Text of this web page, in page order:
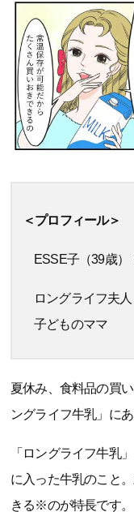
＜プロフィール＞
ESSE子（39歳
ロングライフ夫
子どものママ
夏休み、食料品の買
ングライフ牛乳」にあ
「ロングライフ牛乳
に入った牛乳のこと
きる※のが特長です。